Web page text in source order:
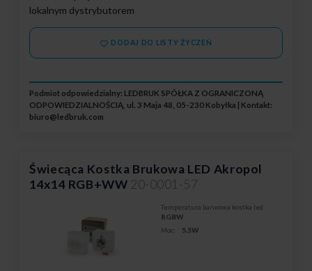
lokalnym dystrybutorem
DODAJ DO LISTY ŻYCZEŃ
Podmiot odpowiedzialny: LEDBRUK SPÓŁKA Z OGRANICZONĄ
ODPOWIEDZIALNOŚCIĄ, ul. 3 Maja 48, 05-230 Kobyłka | Kontakt:
biuro@ledbruk.com
Świecąca Kostka Brukowa LED Akropol
14x14 RGB+WW 20-0001-57
Temperatura barwowa kostka led:
RGBW
Moc:
5,5W